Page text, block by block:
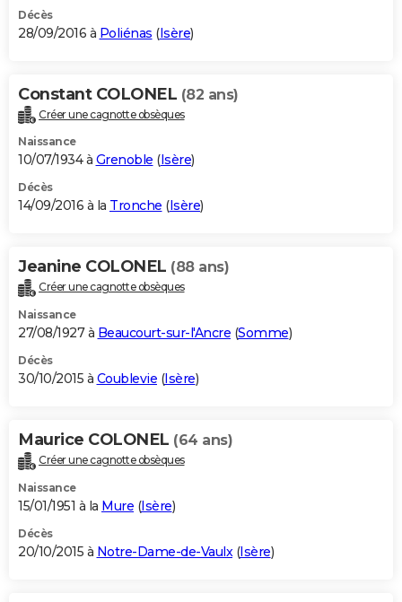
Décès
28/09/2016 à Poliénas (Isère)
Constant COLONEL (82 ans)
Créer une cagnotte obsèques
Naissance
10/07/1934 à Grenoble (Isère)
Décès
14/09/2016 à la Tronche (Isère)
Jeanine COLONEL (88 ans)
Créer une cagnotte obsèques
Naissance
27/08/1927 à Beaucourt-sur-l'Ancre (Somme)
Décès
30/10/2015 à Coublevie (Isère)
Maurice COLONEL (64 ans)
Créer une cagnotte obsèques
Naissance
15/01/1951 à la Mure (Isère)
Décès
20/10/2015 à Notre-Dame-de-Vaulx(Isère)